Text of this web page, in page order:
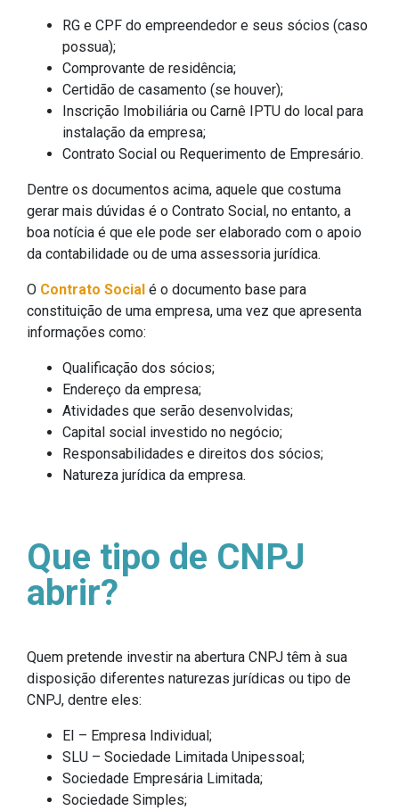
RG e CPF do empreendedor e seus sócios (caso
possua);
Comprovante de residência;
Certidão de casamento (se houver);
Inscrição Imobiliária ou Carnê IPTU do local para
instalação da empresa;
Contrato Social ou Requerimento de Empresário.
Dentre os documentos acima, aquele que costuma
gerar mais dúvidas é o Contrato Social, no entanto, a
boa notícia é que ele pode ser elaborado com o apoio
da contabilidade ou de uma assessoria jurídica.
O Contrato Social é o documento base para
constituição de uma empresa, uma vez que apresenta
informações como:
Qualificação dos sócios;
Endereço da empresa;
Atividades que serão desenvolvidas;
Capital social investido no negócio;
Responsabilidades e direitos dos sócios;
Natureza jurídica da empresa.
Que tipo de CNPJ
abrir?
Quem pretende investir na abertura CNPJ têm à sua
disposição diferentes naturezas jurídicas ou tipo de
CNPJ, dentre eles:
EI – Empresa Individual;
SLU – Sociedade Limitada Unipessoal;
Sociedade Empresária Limitada;
Sociedade Simples;